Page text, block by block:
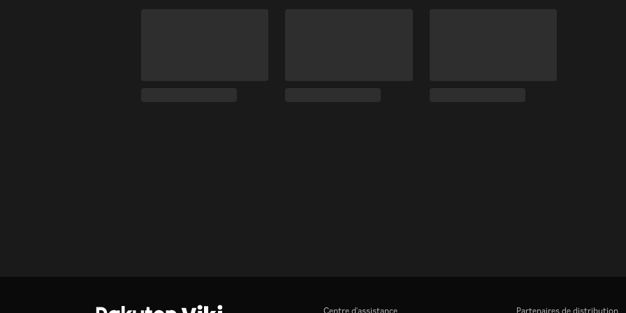
Centre d'assistance Partenaires de distribution